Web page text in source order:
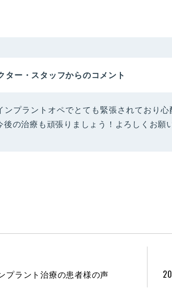
ター・スタッフからのコメント
ンプラントオペでとても緊張されており
後の治療も頑張りましょう！よろしくお願
プラント治療の患者様の声